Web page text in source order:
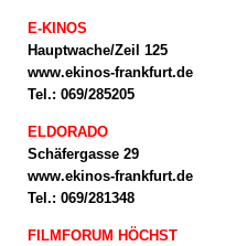
E-KINOS
Hauptwache/Zeil 125
www.ekinos-frankfurt.de
Tel.: 069/285205
ELDORADO
Schäfergasse 29
www.ekinos-frankfurt.de
Tel.: 069/281348
FILMFORUM HÖCHST